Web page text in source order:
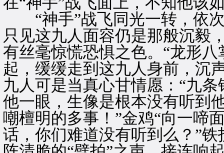
“神手”战飞同光一转，依次
只见这九人面容仍是那般沉毅
有丝毫惊慌恐惧之色。“龙形
起，缓缓走到这九人身前，沉
九人可是当真心甘情愿：“九
他一眼，生像是根本没有听到
嘲檀明的多事！”金鸡“向一啼
话，你们难道没有听到么？”